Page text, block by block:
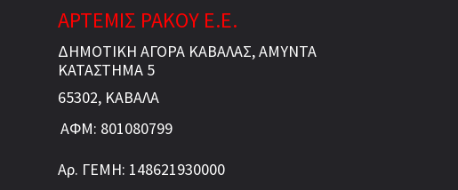
ΑΡΤΕΜΙΣ ΡΑΚΟΥ Ε.Ε.
ΔΗΜΟΤΙΚΗ ΑΓΟΡΑ ΚΑΒΑΛΑΣ, ΑΜΥΝΤΑ
ΚΑΤΑΣΤΗΜΑ 5
65302, ΚΑΒΑΛΑ
ΑΦΜ: 801080799
Αρ. ΓΕΜΗ: 148621930000